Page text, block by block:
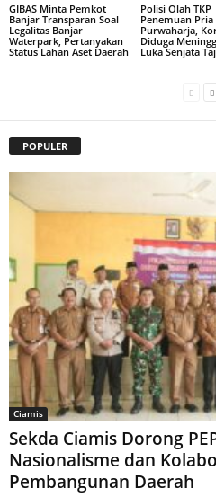
GIBAS Minta Pemkot
Banjar Transparan Soal
Legalitas Banjar
Waterpark, Pertanyakan
Status Lahan Aset Daerah
Polisi Olah TKP
Penemuan Pria
Purwaharja,
Diduga
Luka Senjata
POPULER
Ciamis
Sekda Ciamis Dorong
Nasionalisme dan
Pembangunan Daerah